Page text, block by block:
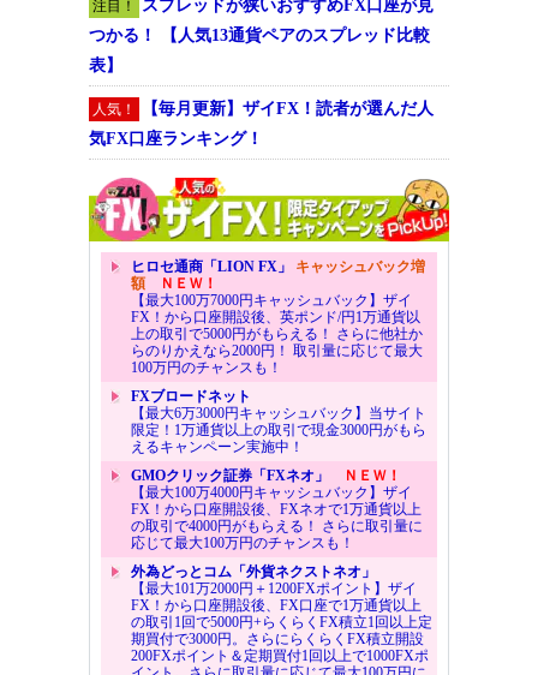
注目！
スプレッドが狭いおすすめFX口座が見
つかる！ 【人気13通貨ペアのスプレッド比較
表】
人気！
【毎月更新】ザイFX！読者が選んだ人
気FX口座ランキング！
ヒロセ通商「LION FX」 キャッシュバック増
額ＮＥＷ！
【最大100万7000円キャッシュバック】ザイ
FX！から口座開設後、英ポンド/円1万通貨以
上の取引で5000円がもらえる！ さらに他社か
らのりかえなら2000円！ 取引量に応じて最大
100万円のチャンスも！
FXブロードネット
【最大6万3000円キャッシュバック】当サイト
限定！1万通貨以上の取引で現金3000円がもら
えるキャンペーン実施中！
GMOクリック証券「FXネオ」
ＮＥＷ！
【最大100万4000円キャッシュバック】ザイ
FX！から口座開設後、FXネオで1万通貨以上
の取引で4000円がもらえる！ さらに取引量に
応じて最大100万円のチャンスも！
外為どっとコム「外貨ネクストネオ」
【最大101万2000円＋1200FXポイント】ザイ
FX！から口座開設後、FX口座で1万通貨以上
の取引1回で5000円+らくらくFX積立1回以上定
期買付で3000円。さらにらくらくFX積立開設
200FXポイント＆定期買付1回以上で1000FXポ